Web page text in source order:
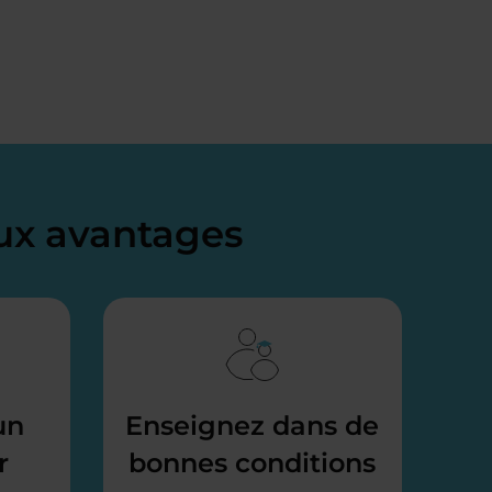
avantages
Enseignez dans de
bonnes conditions